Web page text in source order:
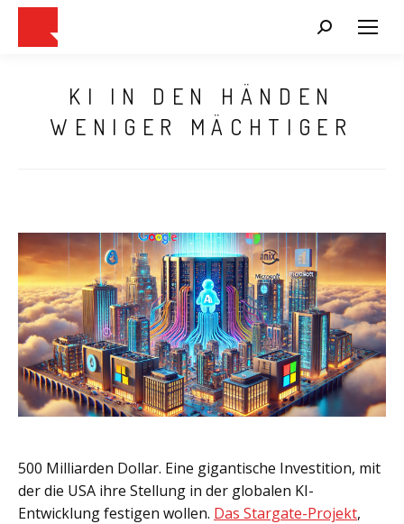
Search:
KI IN DEN HÄNDEN
WENIGER MÄCHTIGER
500 Milliarden Dollar. Eine gigantische Investition, mit
der die USA ihre Stellung in der globalen KI-
Entwicklung festigen wollen. Das Stargate-Projekt,